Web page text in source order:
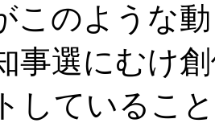
このような
事選にむけ
しているこ